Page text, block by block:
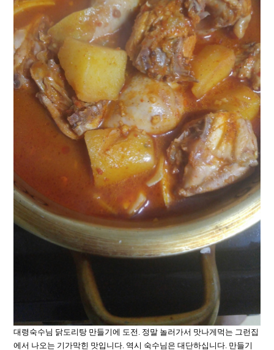
대령숙수님 닭도리탕 만들기에 도전. 정말 놀러가서 맛나게먹는 그런집
에서 나오는 기가막힌 맛입니다. 역시 숙수님은 대단하십니다. 만들기